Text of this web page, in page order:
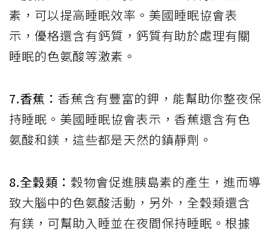
素，可以提高睡眠效率。美國睡眠協會表
示，優格還含有鈣質，鈣質有助於處理有關
睡眠的色氨酸等激素。
7.香蕉： 香蕉含有豐富的鉀，能幫助你整夜保
持睡眠。美國睡眠協會表示，香蕉還含有色
氨酸和鎂，這些都是天然的鎮靜劑。
8.全穀類： 穀物會促進胰島素的產生，進而導
致大腦中的色氨酸活動，另外，全穀類還含
有鎂，可幫助入睡並在夜間保持睡眠。根據